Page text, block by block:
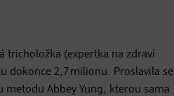
tricholožka (expertka na zdraví
dokonce 2,7 milionu. Proslavila se
metodu Abbey Yung, kterou sama